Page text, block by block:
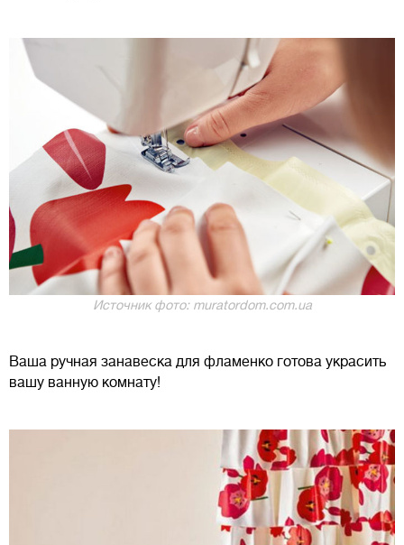
Источник фото: muratordom.com.ua
Ваша ручная занавеска для фламенко готова украсить
вашу ванную комнату!